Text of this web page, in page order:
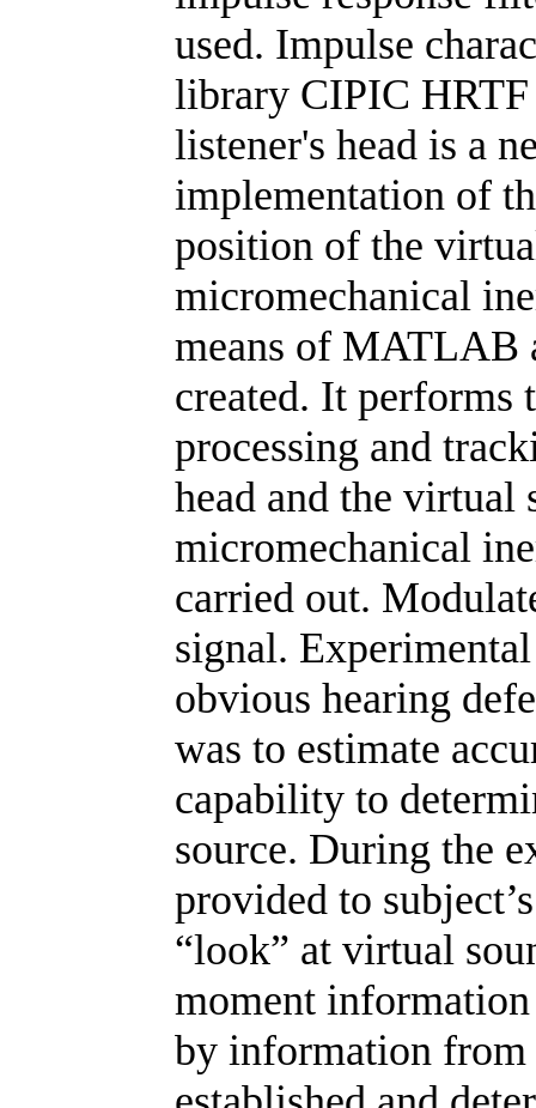
used. Impulse
library CIPIC HRTF
listener's head is a
implementation of
position of the
micromechanical
means of MATLAB
created. It performs
processing and
head and the virtual
micromechanical
carried out.
signal.
obvious hearing
was to estimate
capability to
source. During the
provided to
“look” at virtual
moment
by information from